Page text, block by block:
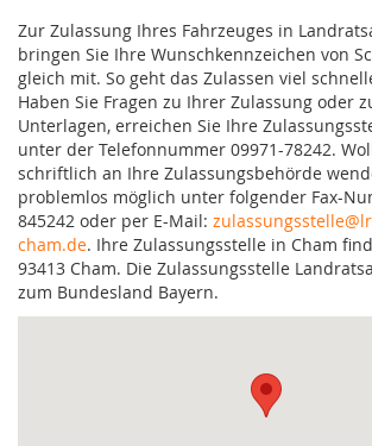
Zur Zulassung Ihres Fahrzeuges in
bringen Sie Ihre Wunschkennzeichen von
gleich mit. So geht das Zulassen viel
Haben Sie Fragen zu Ihrer Zulassung oder
Unterlagen, erreichen Sie Ihre
unter der Telefonnummer 09971-78242.
schriftlich an Ihre Zulassungsbehörde
problemlos möglich unter folgender Fax-
845242 oder per E-Mail:
cham.de. Ihre Zulassungsstelle in Cham
93413 Cham. Die Zulassungsstelle
zum Bundesland Bayern.